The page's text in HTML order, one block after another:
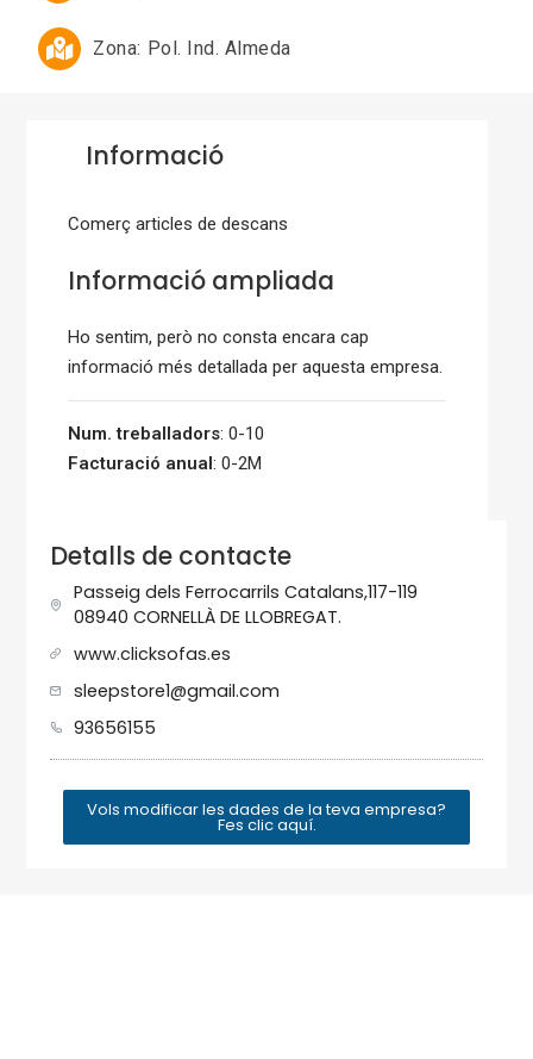
Zona: Pol. Ind. Almeda
Informació
Comerç articles de descans
Informació ampliada
Ho sentim, però no consta encara cap
informació més detallada per aquesta empresa.
Num. treballadors: 0-10
Facturació anual: 0-2M
Detalls de contacte
Passeig dels Ferrocarrils Catalans,117-119
08940 CORNELLÀ DE LLOBREGAT.
www.clicksofas.es
sleepstore1@gmail.com
93656155
Vols modificar les dades de la teva empresa?
Fes clic aquí.